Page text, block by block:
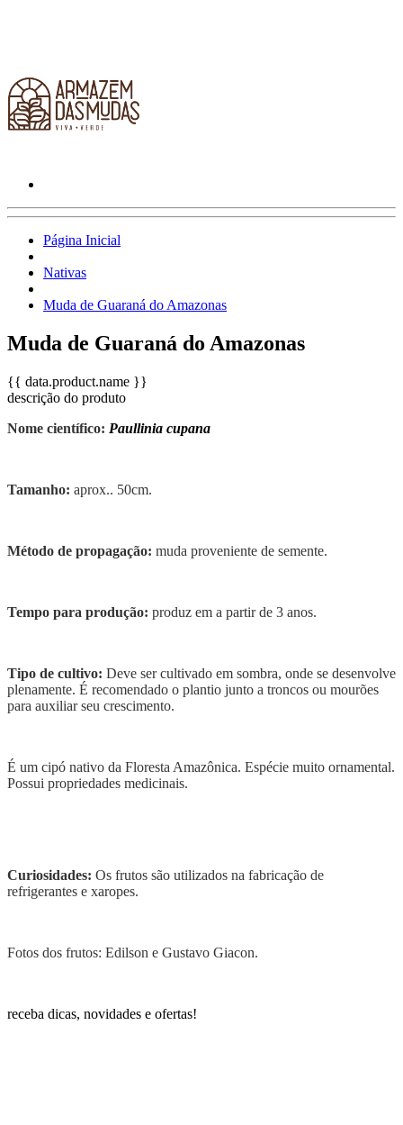
Página Inicial
Nativas
Muda de Guaraná do Amazonas
Muda de Guaraná do Amazonas
{{ data.product.name }}
descrição do produto
Nome científico: Paullinia cupana
Tamanho: aprox.. 50cm.
Método de propagação: muda proveniente de semente.
Tempo para produção: produz em a partir de 3 anos.
Tipo de cultivo: Deve ser cultivado em sombra, onde se desenvolve
plenamente. É recomendado o plantio junto a troncos ou mourões
para auxiliar seu crescimento.
É um cipó nativo da Floresta Amazônica. Espécie muito ornamental.
Possui propriedades medicinais.
Curiosidades: Os frutos são utilizados na fabricação de
refrigerantes e xaropes.
Fotos dos frutos: Edilson e Gustavo Giacon.
receba dicas, novidades e ofertas!